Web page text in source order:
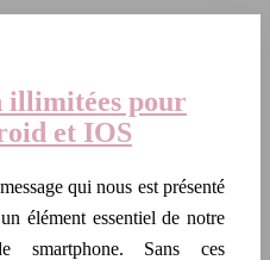
illimitées pour
et IOS
qui nous est présenté
élément essentiel de notre
smartphone. Sans ces